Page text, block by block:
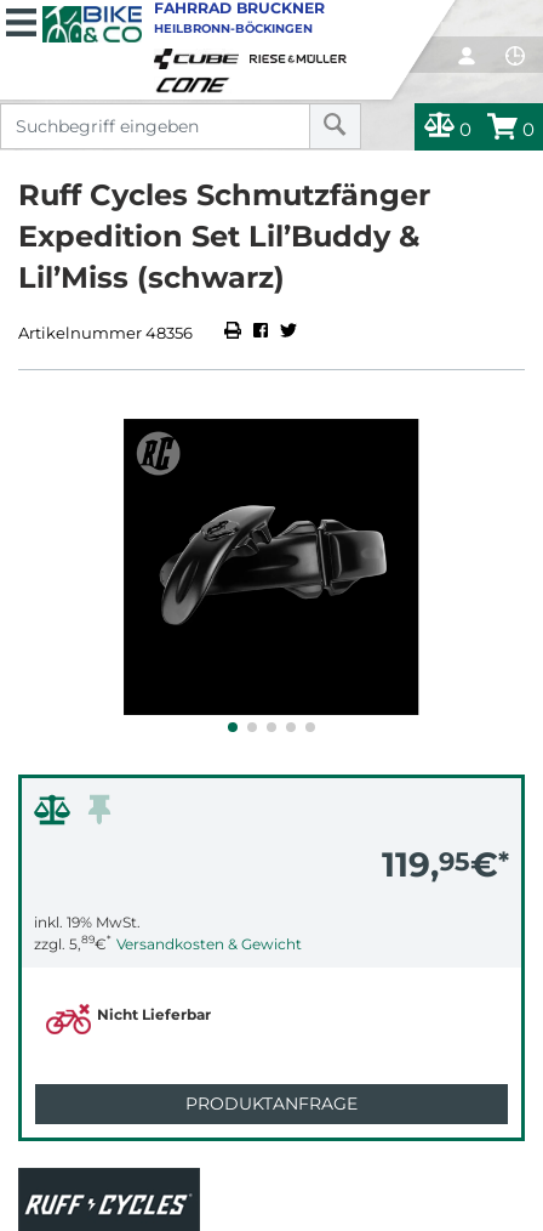
0 0
FAHRRAD BRUCKNER
HEILBRONN-BÖCKINGEN
Ruff Cycles Schmutzfänger
Expedition Set Lil’Buddy &
Lil’Miss (schwarz)
Artikelnummer 48356
119,95€*
inkl. 19% MwSt.
zzgl. 5,89€* Versandkosten & Gewicht
Nicht Lieferbar
PRODUKTANFRAGE